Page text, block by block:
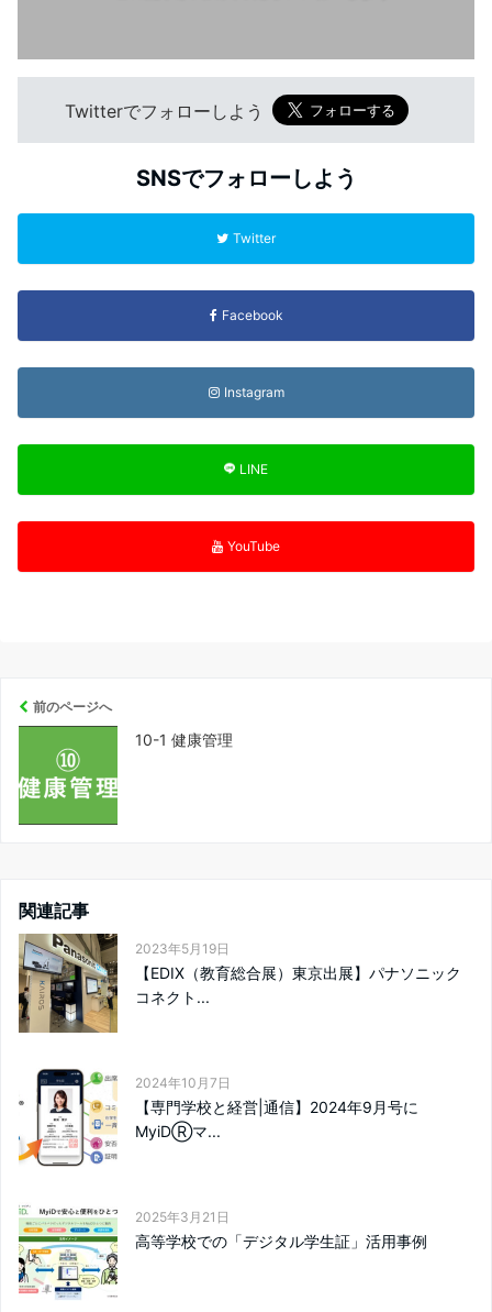
Twitterでフォローしよう
SNSでフォローしよう
Twitter
Facebook
Instagram
LINE
YouTube
前のページへ
10-1 健康管理
関連記事
2023年5月19日
【EDIX（教育総合展）東京出展】パナソニック
コネクト...
2024年10月7日
【専門学校と経営|通信】2024年9月号に
MyiDⓇマ...
2025年3月21日
高等学校での「デジタル学生証」活用事例